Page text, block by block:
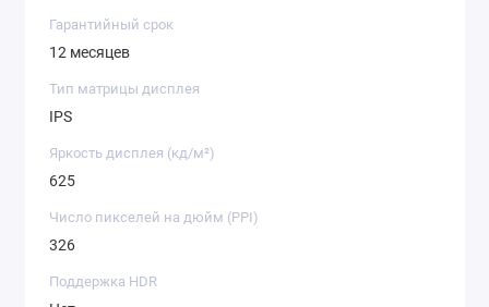
Гарантийный срок
12 месяцев
Тип матрицы дисплея
IPS
Яркость дисплея (кд/ м²)
625
Число пикселей на дюйм (PPI)
326
Поддержка HDR